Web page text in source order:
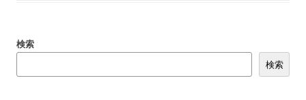
検索
検索